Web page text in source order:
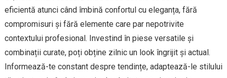
eficientă atunci când îmbină confortul cu eleganța, fără
compromisuri și fără elemente care par nepotrivite
contextului profesional. Investind în piese versatile și
combinații curate, poți obține zilnic un look îngrijit și actual.
Informează-te constant despre tendințe, adaptează-le stilului